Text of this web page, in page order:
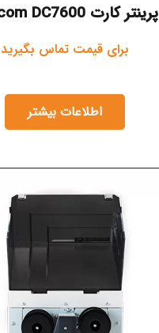
پرینتر کارت Dascom DC7600
برای قیمت تماس بگیرید
اطلاعات بیشتر